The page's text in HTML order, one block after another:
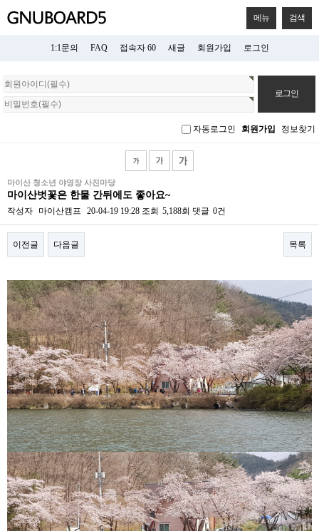
메뉴 검색
1:1문의 FAQ 접속자 60 새글 회원가입 로그인
회
원
로
자동로그인 회원가입 정보찾기
마이산 청소년 야영장 사진마당
마이산벗꽃은 한물 간뒤에도 좋아요~
작성자 마이산캠프 20-04-19 19:28 조회 5,188회 댓글 0건
이전글 다음글 목록
본문